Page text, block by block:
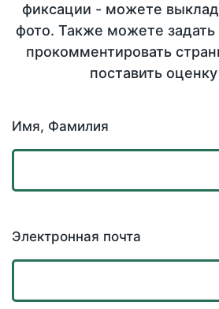
фиксации - можете
фото. Также можете задать
прокомментировать
поставить оценку
Имя, Фамилия
Электронная почта